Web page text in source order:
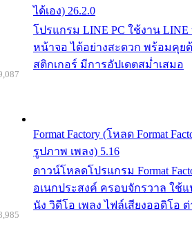
ได้เอง) 26.2.0
โปรแกรม LINE PC ใช้งาน
หน้าจอ ได้อย่างสะดวก พร้อมคุย
สติกเกอร์ มีการอัปเดตสม่ำเสมอ
Format Factory (โหลด Format
รูปภาพ เพลง) 5.16
ดาวน์โหลดโปรแกรม Format
อเนกประสงค์ ครอบจักรวาล ใช้
นัง วิดีโอ เพลง ไฟล์เสียงออดิโอ ต่